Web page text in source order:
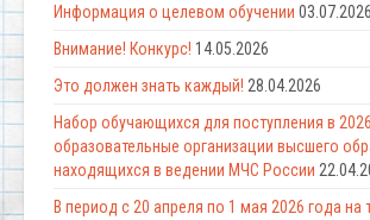
Информация о целевом обучении 03.07.2026
Внимание! Конкурс! 14.05.2026
Это должен знать каждый! 28.04.2026
Набор обучающихся для поступления в
образовательные организации высшего
находящихся в ведении МЧС России
В период с 20 апреля по 1 мая 2026 года на